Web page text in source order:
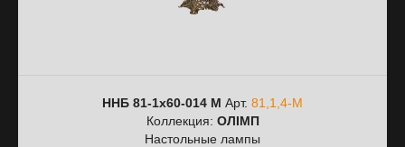
ННБ 81-1х60-014 М Арт. 81,1,4-М
Коллекция: ОЛІМП
Настольные лампы